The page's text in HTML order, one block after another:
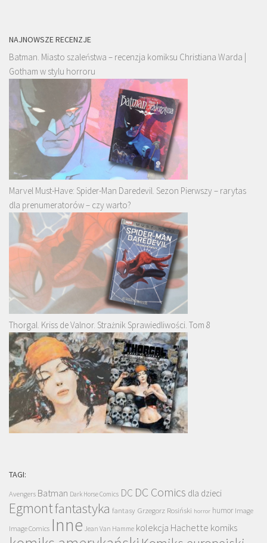
NAJNOWSZE RECENZJE
Batman. Miasto szaleństwa – recenzja komiksu Christiana Warda |
Gotham w stylu horroru
Marvel Must-Have: Spider-Man Daredevil. Sezon Pierwszy – rarytas
dla prenumeratorów – czy warto?
Thorgal. Kriss de Valnor. Strażnik Sprawiedliwości. Tom 8
TAGI:
Avengers Batman Dark Horse Comics DC DC Comics dla dzieci
Egmontfantastyka fantasy Grzegorz Rosiński horror humor Image
Image Comics Inne Jean Van Hamme kolekcja Hachette komiks